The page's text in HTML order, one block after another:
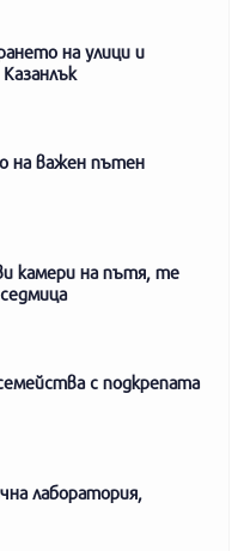
на улици и
на важен пътен
камери на пътя, те
с подкрепата
лаборатория,